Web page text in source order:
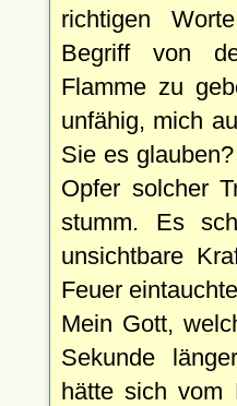
richtigen
Begriff von
Flamme zu
unfähig, mich
Sie es
Opfer solcher
stumm. Es
unsichtbare
Feuer
Mein Gott,
Sekunde
hätte sich vom